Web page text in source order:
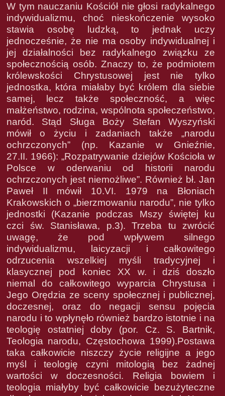
W tym nauczaniu Kościół nie głosi radykalnego
indywidualizmu, choć nieskończenie wysoko
stawia osobę ludzką, to jednak uczy
jednocześnie, że nie ma osoby indywidualnej i
jej działalności bez radykalnego związku ze
społecznością osób. Znaczy to, że podmiotem
królewskości Chrystusowej jest nie tylko
jednostka, która miałaby być królem dla siebie
samej, lecz także społeczność, a więc
małżeństwo, rodzina, wspólnota społeczeństwo,
naród. Stąd Sługa Boży Stefan Wyszyński
mówił o życiu i zadaniach także „narodu
ochrzczonych” (np. Kazanie w Gnieźnie,
27.II. 1966): „Rozpatrywanie dziejów Kościoła w
Polsce w oderwaniu od historii narodu
ochrzczonych jest niemożliwe”. Również bł. Jan
Paweł II mówił 10.VI. 1979 na Błoniach
Krakowskich o „bierzmowaniu narodu”, nie tylko
jednostki (Kazanie podczas Mszy świętej ku
czci św. Stanisława, p.3). Trzeba tu zwrócić
uwagę, że pod wpływem silnego
indywidualizmu, laicyzacji i całkowitego
odrzucenia wszelkiej myśli tradycyjnej i
klasycznej pod koniec XX w. i dziś doszło
niemal do całkowitego wyparcia Chrystusa i
Jego Orędzia ze sceny społecznej i publicznej,
doczesnej, oraz do negacji sensu pojęcia
narodu i to wpłynęło również bardzo istotnie i na
teologię ostatniej doby (por. Cz. S. Bartnik,
Teologia narodu, Częstochowa 1999).Postawa
taka całkowicie niszczy życie religijne a jego
myśl i teologię czyni mitologią bez żadnej
wartości w doczesności. Religia bowiem i
teologia miałyby być całkowicie bezużyteczne